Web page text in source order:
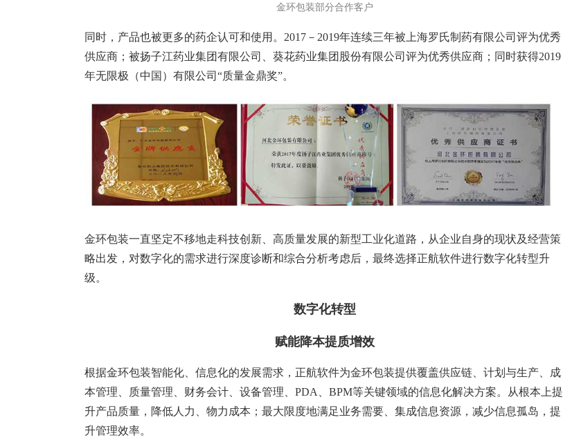
金环包装部分合作客户
同时，产品也被更多的药企认可和使用。2017－2019年连续三年被上海罗氏制药有限公司评为优秀
供应商；被扬子江药业集团有限公司、葵花药业集团股份有限公司评为优秀供应商；同时获得2019
年无限极（中国）有限公司“质量金鼎奖”。
金环包装一直坚定不移地走科技创新、高质量发展的新型工业化道路，从企业自身的现状及经营策
略出发，对数字化的需求进行深度诊断和综合分析考虑后，最终选择正航软件进行数字化转型升
级。
数字化转型
赋能降本提质增效
根据金环包装智能化、信息化的发展需求，正航软件为金环包装提供覆盖供应链、计划与生产、成
本管理、质量管理、财务会计、设备管理、PDA、BPM等关键领域的信息化解决方案。从根本上提
升产品质量，降低人力、物力成本；最大限度地满足业务需要、集成信息资源，减少信息孤岛，提
升管理效率。